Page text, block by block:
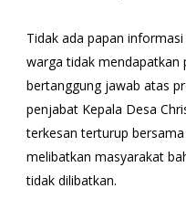
Tidak ada papan
warga tidak mendapatkan
bertanggung jawab atas
penjabat Kepala Desa
terkesan terturup
melibatkan masyarakat
tidak dilibatkan.